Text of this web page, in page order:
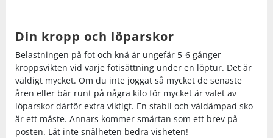
Din kropp och löparskor
Belastningen på fot och knä är ungefär 5-6 gånger
kroppsvikten vid varje fotisättning under en löptur. Det är
väldigt mycket. Om du inte joggat så mycket de senaste
åren eller bär runt på några kilo för mycket är valet av
löparskor därför extra viktigt. En stabil och väldämpad sko
är ett måste. Annars kommer smärtan som ett brev på
posten. Låt inte snålheten bedra visheten!